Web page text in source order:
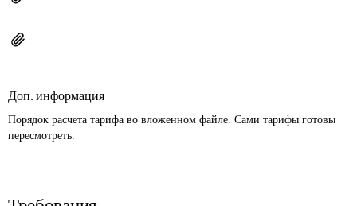
Доп. информация
Порядок расчета тарифа во вложенном файле. Сами тарифы готовы
пересмотреть.